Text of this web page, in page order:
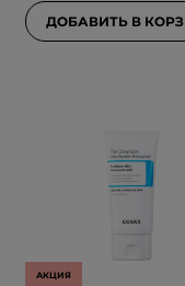
ДОБАВИТЬ В
АКЦИЯ